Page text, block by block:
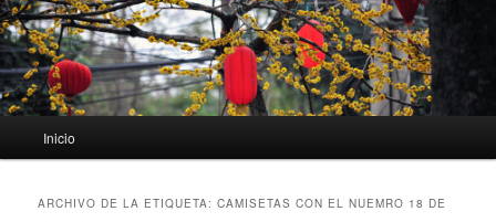
principal
Inicio
ARCHIVO DE LA ETIQUETA:CAMISETAS CON EL NUEMRO 18 DE